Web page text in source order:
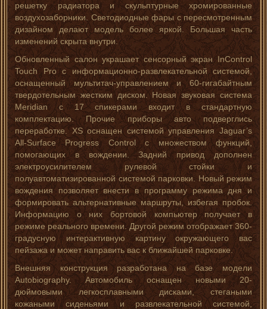
решетку радиатора и скульптурные хромированные
воздухозаборники. Светодиодные фары с пересмотренным
дизайном делают модель более яркой. Большая часть
изменений скрыта внутри.
Обновленный салон украшает сенсорный экран InControl
Touch Pro с информационно-развлекательной системой,
оснащенный мультитач-управлением и 60-гигабайтным
твердотельным жестким диском. Новая звуковая система
Meridian с 17 спикерами входит в стандартную
комплектацию. Прочие приборы авто подверглись
переработке. XS оснащен системой управления Jaguar’s
All-Surface Progress Control с множеством функций,
помогающих в вождении. Задний привод дополнен
электроусилителем рулевой стойки и
полуавтоматизированной системой парковки. Новый режим
вождения позволяет внести в программу режима дня и
формировать альтернативные маршруты, избегая пробок.
Информацию о них бортовой компьютер получает в
режиме реального времени. Другой режим отображает 360-
градусную интерактивную картину окружающего вас
пейзажа и может направить вас к ближайшей парковке.
Внешняя конструкция разработана на базе модели
Autobiography. Автомобиль оснащен новыми 20-
дюймовыми легкосплавными дисками, стегаными
кожаными сиденьями и развлекательной системой,